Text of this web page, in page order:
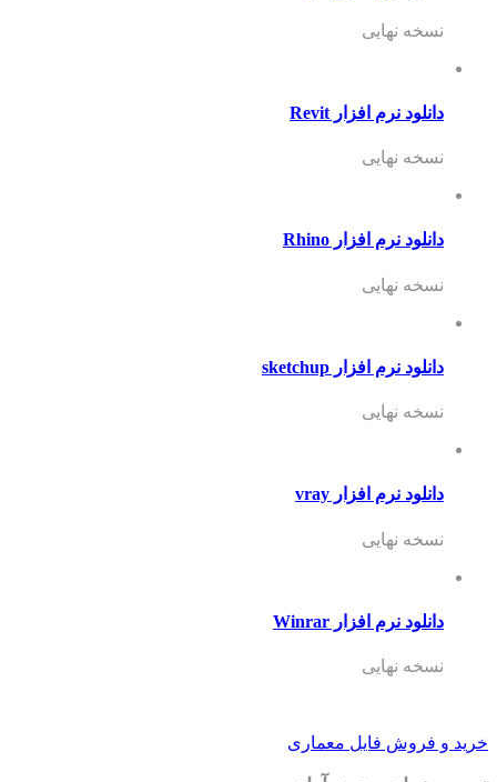
نسخه نهایی
دانلود نرم افزار Revit
نسخه نهایی
دانلود نرم افزار Rhino
نسخه نهایی
دانلود نرم افزار sketchup
نسخه نهایی
دانلود نرم افزار vray
نسخه نهایی
دانلود نرم افزار Winrar
نسخه نهایی
خرید و فروش فایل معماری